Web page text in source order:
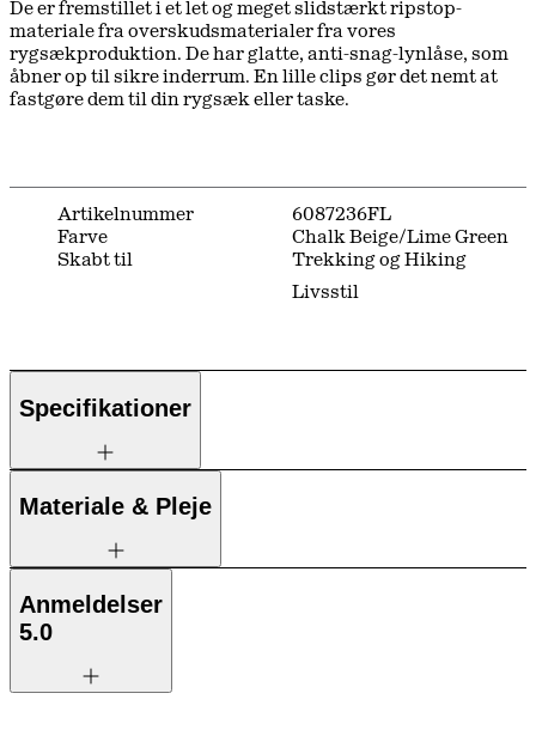
De er fremstillet i et let og meget slidstærkt ripstop-
materiale fra overskudsmaterialer fra vores
rygsækproduktion. De har glatte, anti-snag-lynlåse, som
åbner op til sikre inderrum. En lille clips gør det nemt at
fastgøre dem til din rygsæk eller taske.
Artikelnummer
6087236FL
Farve
Chalk Beige/Lime Green
Skabt til
Trekking og Hiking
Livsstil
Specifikationer
Materiale & Pleje
Anmeldelser
5.0